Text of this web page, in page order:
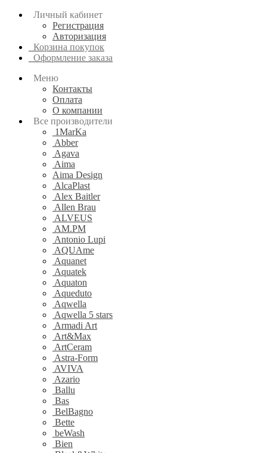
Личный кабинет
Регистрация
Авторизация
Корзина покупок
Оформление заказа
Меню
Контакты
Оплата
О компании
Все производители
1MarKa
Abber
Agava
Aima
Aima Design
AlcaPlast
Alex Baitler
Allen Brau
ALVEUS
AM.PM
Antonio Lupi
AQUAme
Aquanet
Aquatek
Aquaton
Aqueduto
Aqwella
Aqwella 5 stars
Armadi Art
Art&Max
ArtCeram
Astra-Form
AVIVA
Azario
Ballu
Bas
BelBagno
Bette
beWash
Bien